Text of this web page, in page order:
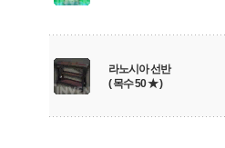
라노시아 선반
( 목수 50 ★ )